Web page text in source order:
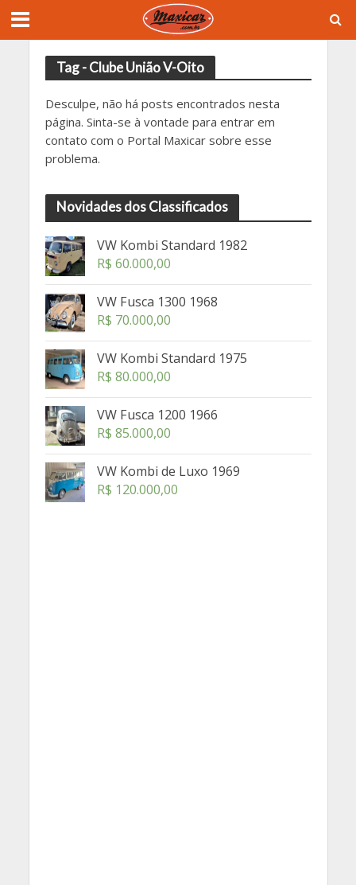
Tag - Clube União V-Oito
Desculpe, não há posts encontrados nesta
página. Sinta-se à vontade para entrar em
contato com o Portal Maxicar sobre esse
problema.
Novidades dos Classificados
VW Kombi Standard 1982
R$ 60.000,00
VW Fusca 1300 1968
R$ 70.000,00
VW Kombi Standard 1975
R$ 80.000,00
VW Fusca 1200 1966
R$ 85.000,00
VW Kombi de Luxo 1969
R$ 120.000,00